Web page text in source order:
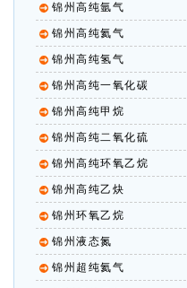
锦州高纯氩气
锦州高纯氦气
锦州高纯氢气
锦州高纯一氧化碳
锦州高纯甲烷
锦州高纯二氧化硫
锦州高纯环氧乙烷
锦州高纯乙炔
锦州环氧乙烷
锦州液态氮
锦州超纯氦气